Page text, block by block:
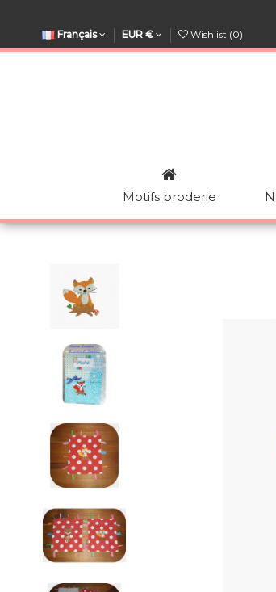
Français EUR € Wishlist (0)
Motifs broderie